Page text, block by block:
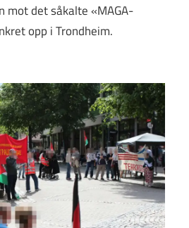
mot det såkalte «MAGA-
opp i Trondheim.